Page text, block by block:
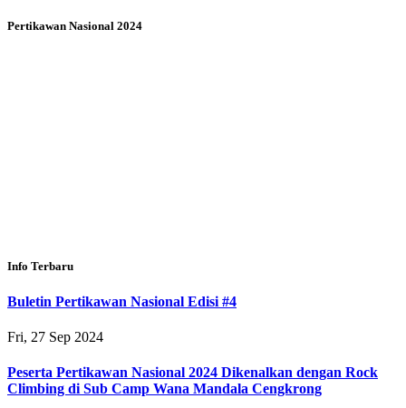
Pertikawan Nasional 2024
Info Terbaru
Buletin Pertikawan Nasional Edisi #4
Fri, 27 Sep 2024
Peserta Pertikawan Nasional 2024 Dikenalkan dengan Rock
Climbing di Sub Camp Wana Mandala Cengkrong